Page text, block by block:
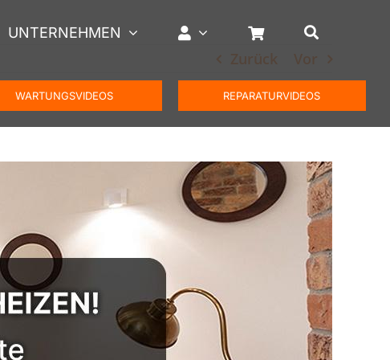
UNTERNEHMEN
WARTUNGSVIDEOS REPARATURVIDEOS
Zurück Vor